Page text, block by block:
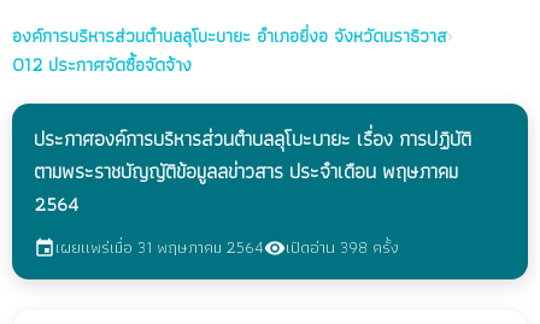
องค์การบริหารส่วนตำบลลุโบะบายะ อำเภอยี่งอ จังหวัดนราธิวาส›
O12 ประกาศจัดซื้อจัดจ้าง
ประกาศองค์การบริหารส่วนตำบลลุโบะบายะ เรื่อง การปฏิบัติ
ตามพระราชบัญญัติข้อมูลลข่าวสาร ประจำเดือน พฤษภาคม
2564
eventเผยแพร่เมื่อ 31 พฤษภาคม 2564visibilityเปิดอ่าน 398 ครั้ง